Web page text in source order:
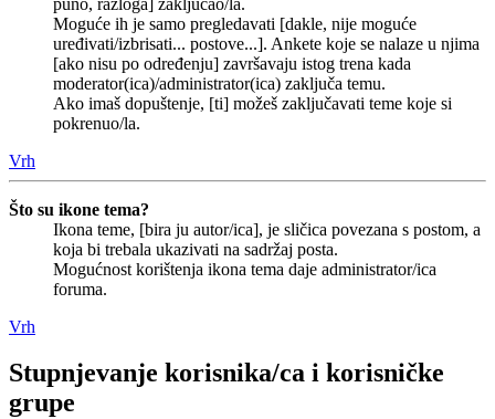
Moguće ih je samo pregledavati [dakle, nije moguće
uređivati/izbrisati... postove...]. Ankete koje se nalaze u njima
[ako nisu po određenju] završavaju istog trena kada
moderator(ica)/administrator(ica) zaključa temu.
Ako imaš dopuštenje, [ti] možeš zaključavati teme koje si
pokrenuo/la.
Vrh
Što su ikone tema?
Ikona teme, [bira ju autor/ica], je sličica povezana s postom, a
koja bi trebala ukazivati na sadržaj posta.
Mogućnost korištenja ikona tema daje administrator/ica
foruma.
Vrh
Stupnjevanje korisnika/ca i korisničke
grupe